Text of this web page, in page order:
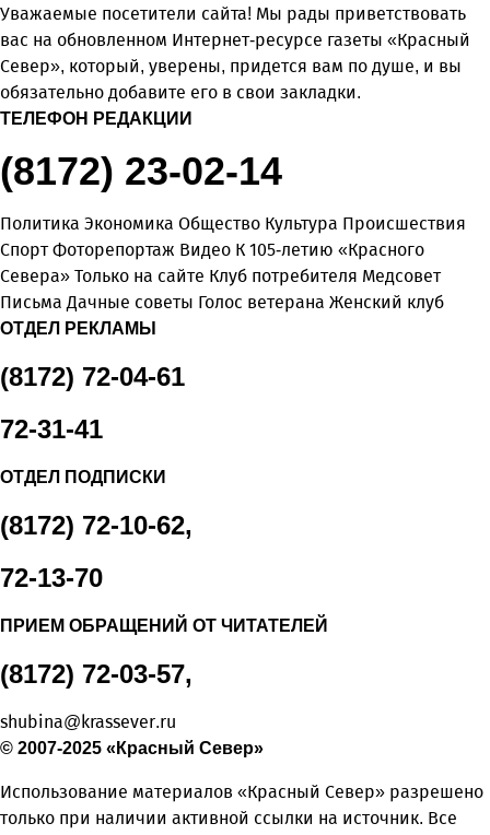
Уважаемые посетители сайта! Мы рады приветствовать
вас на обновленном Интернет-ресурсе газеты «Красный
Север», который, уверены, придется вам по душе, и вы
обязательно добавите его в свои закладки.
ТЕЛЕФОН РЕДАКЦИИ
(8172) 23-02-14
Политика Экономика Общество Культура Происшествия
Спорт Фоторепортаж Видео К 105-летию «Красного
Севера» Только на сайте Клуб потребителя Медсовет
Письма Дачные советы Голос ветерана Женский клуб
ОТДЕЛ РЕКЛАМЫ
(8172) 72-04-61
72-31-41
ОТДЕЛ ПОДПИСКИ
(8172) 72-10-62,
72-13-70
ПРИЕМ ОБРАЩЕНИЙ ОТ ЧИТАТЕЛЕЙ
(8172) 72-03-57,
shubina@krassever.ru
© 2007-2025 «Красный Север»
Использование материалов «Красный Север» разрешено
только при наличии активной ссылки на источник. Все